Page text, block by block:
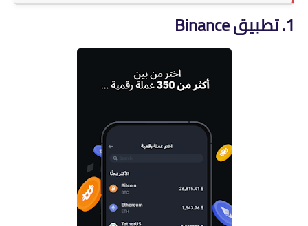
1. تطبيق Binance